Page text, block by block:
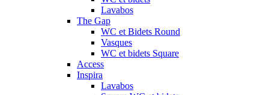
Lavabos
The Gap
WC et Bidets Round
Vasques
WC et bidets Square
Access
Inspira
Lavabos